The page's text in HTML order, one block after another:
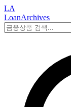
LA
LoanArchives